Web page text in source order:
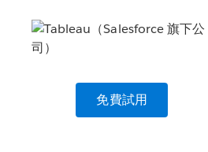
免費試用